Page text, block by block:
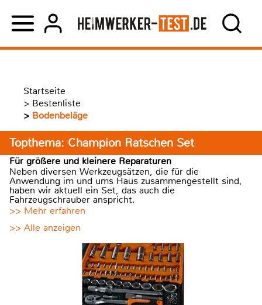
Startseite
> Bestenliste
> Bodenbeläge
Topthema: Champion Ratschen Set
Für größere und kleinere Reparaturen
Neben diversen Werkzeugsätzen, die für die
Anwendung im und ums Haus zusammengestellt sind,
haben wir aktuell ein Set, das auch die
Fahrzeugschrauber anspricht.
>> Mehr erfahren
>> Alle anzeigen